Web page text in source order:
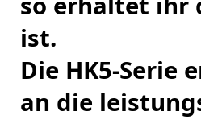
ist.
Die HK5-
an die